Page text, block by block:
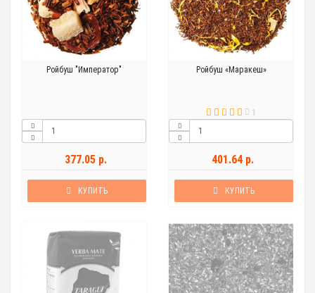
Ройбуш "Император"
377.05 р.
КУПИТЬ
Ройбуш «Маракеш»
1
401.64 р.
КУПИТЬ